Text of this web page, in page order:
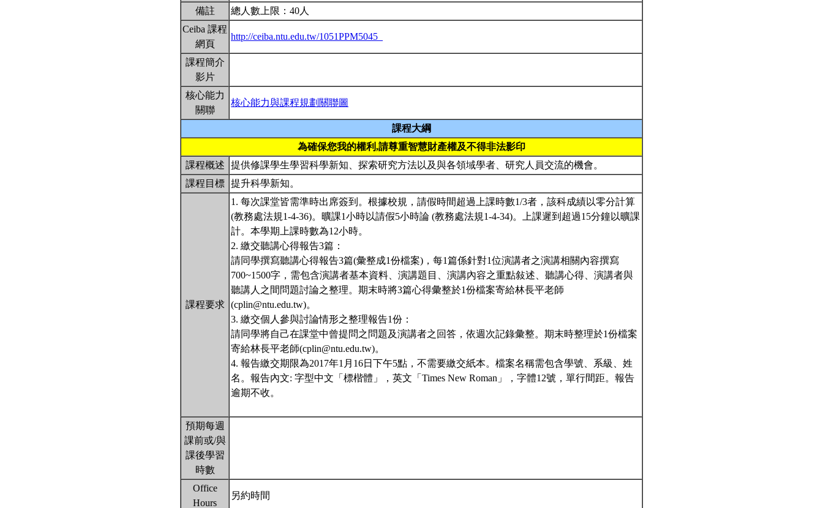
備註
總人數上限：40人
Ceiba 課程
網頁
http://ceiba.ntu.edu.tw/1051PPM5045_
課程簡介
影片
核心能力
關聯
核心能力與課程規劃關聯圖
課程大綱
為確保您我的權利,請尊重智慧財產權及不得非法影印
課程概述
提供修課學生學習科學新知、探索研究方法以及與各領域學者、研究人員交流的機會。
課程目標
提升科學新知。
課程要求
1. 每次課堂皆需準時出席簽到。根據校規，請假時間超過上課時數1/3者，該科成績以零分計算
(教務處法規1-4-36)。曠課1小時以請假5小時論 (教務處法規1-4-34)。上課遲到超過15分鐘以曠課
計。本學期上課時數為12小時。
2. 繳交聽講心得報告3篇：
請同學撰寫聽講心得報告3篇(彙整成1份檔案)，每1篇係針對1位演講者之演講相關內容撰寫
700~1500字，需包含演講者基本資料、演講題目、演講內容之重點敍述、聽講心得、演講者與
聽講人之間問題討論之整理。期末時將3篇心得彙整於1份檔案寄給林長平老師
(cplin@ntu.edu.tw)。
3. 繳交個人參與討論情形之整理報告1份：
請同學將自己在課堂中曾提問之問題及演講者之回答，依週次記錄彙整。期末時整理於1份檔案
寄給林長平老師(cplin@ntu.edu.tw)。
4. 報告繳交期限為2017年1月16日下午5點，不需要繳交紙本。檔案名稱需包含學號、系級、姓
名。報告內文: 字型中文「標楷體」，英文「Times New Roman」，字體12號，單行間距。報告
逾期不收。
預期每週
課前或/與
課後學習
時數
Office
Hours
另約時間